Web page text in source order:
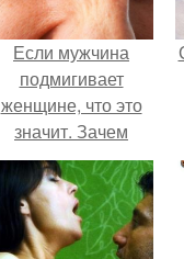
Если мужчина
подмигивает
женщине, что это
значит. Зачем
мужчина мне
подмигнул?